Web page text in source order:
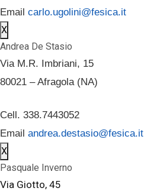
Email carlo.ugolini@fesica.it
X
Andrea De Stasio
Via M.R. Imbriani, 15
80021 – Afragola (NA)
Cell. 338.7443052
Email andrea.destasio@fesica.it
X
Pasquale Inverno
Via Giotto, 45